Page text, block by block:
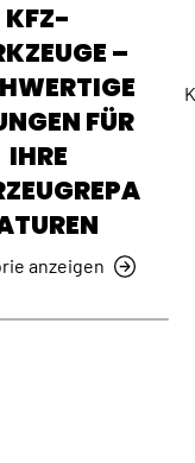
KFZ-
–
FÜR
IHRE
anzeigen